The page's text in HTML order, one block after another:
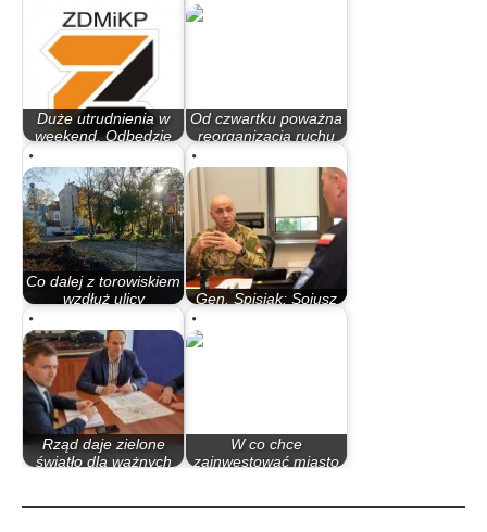
Duże utrudnienia w
weekend. Odbędzie
Od czwartku poważna
reorganizacja ruchu
Co dalej z torowiskiem
wzdłuż ulicy
Gen. Spisjak: Sojusz
cały czas się zmienia
Rząd daje zielone
światło dla ważnych
W co chce
zainwestować miasto